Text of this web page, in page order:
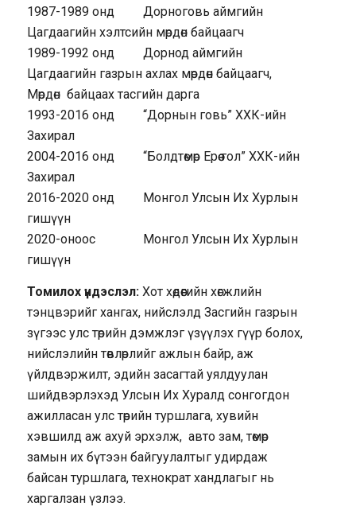
1987-1989 онд Дорноговь аймгийн
Цагдаагийн хэлтсийн мөрдөн байцаагч
1989-1992 онд Дорнод аймгийн
Цагдаагийн газрын ахлах мөрдөн байцаагч,
Мөрдөн байцаах тасгийн дарга
1993-2016 онд “Дорнын говь” ХХК-ийн
Захирал
2004-2016 онд “Болдтөмөр Ерөө гол” ХХК-ийн
Захирал
2016-2020 онд Монгол Улсын Их Хурлын
гишүүн
2020-оноос Монгол Улсын Их Хурлын
гишүүн
Томилох үндэслэл:Хот хөдөөгийн хөгжлийн
тэнцвэрийг хангах, нийслэлд Засгийн газрын
зүгээс улс төрийн дэмжлэг үзүүлэх гүүр болох,
нийслэлийн төвлөрлийг ажлын байр, аж
үйлдвэржилт, эдийн засагтай уялдуулан
шийдвэрлэхэд Улсын Их Хуралд сонгогдон
ажилласан улс төрийн туршлага, хувийн
хэвшилд аж ахуй эрхэлж, авто зам, төмөр
замын их бүтээн байгуулалтыг удирдаж
байсан туршлага, технократ хандлагыг нь
харгалзан үзлээ.